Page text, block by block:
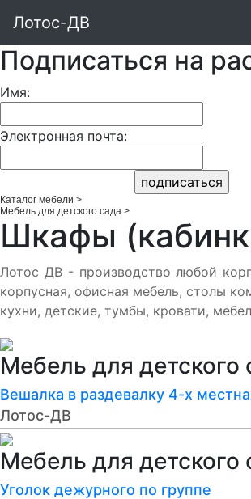
Лотос-ДВ
Подписаться на
Имя:
Электронная почта:
Каталог мебели >
Мебель для детского сада >
Шкафы
Лотос ДВ - производство любой
корпусная, офисная мебель, столы
кухни, детские, тумбы, кровати,
Мебель для
Вешалка в раздевалку 4-х
Лотос-ДВ
Мебель для
Уголок дежурного по группе